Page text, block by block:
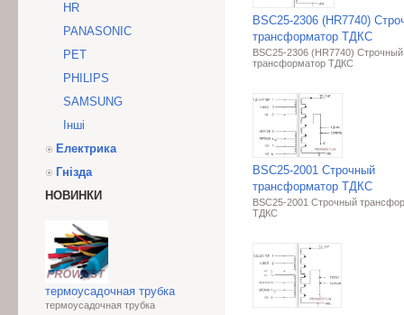
HR
PANASONIC
PET
PHILIPS
SAMSUNG
Інші
Електрика
Гнізда
НОВИНКИ
термоусадочная трубка
термоусадочная трубка
BSC25-2306 (HR7740)
трансформатор ТДКС
BSC25-2306 (HR7740) Строчный
трансформатор ТДКС
BSC25-2001 Строчный
трансформатор ТДКС
BSC25-2001 Строчный
ТДКС